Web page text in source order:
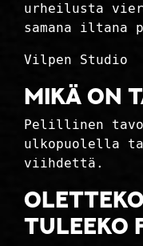
urheilusta
samana iltana
Vilpen Studio
Mikä on
Pelillinen
ulkopuolella
viihdettä.
Tuleeko